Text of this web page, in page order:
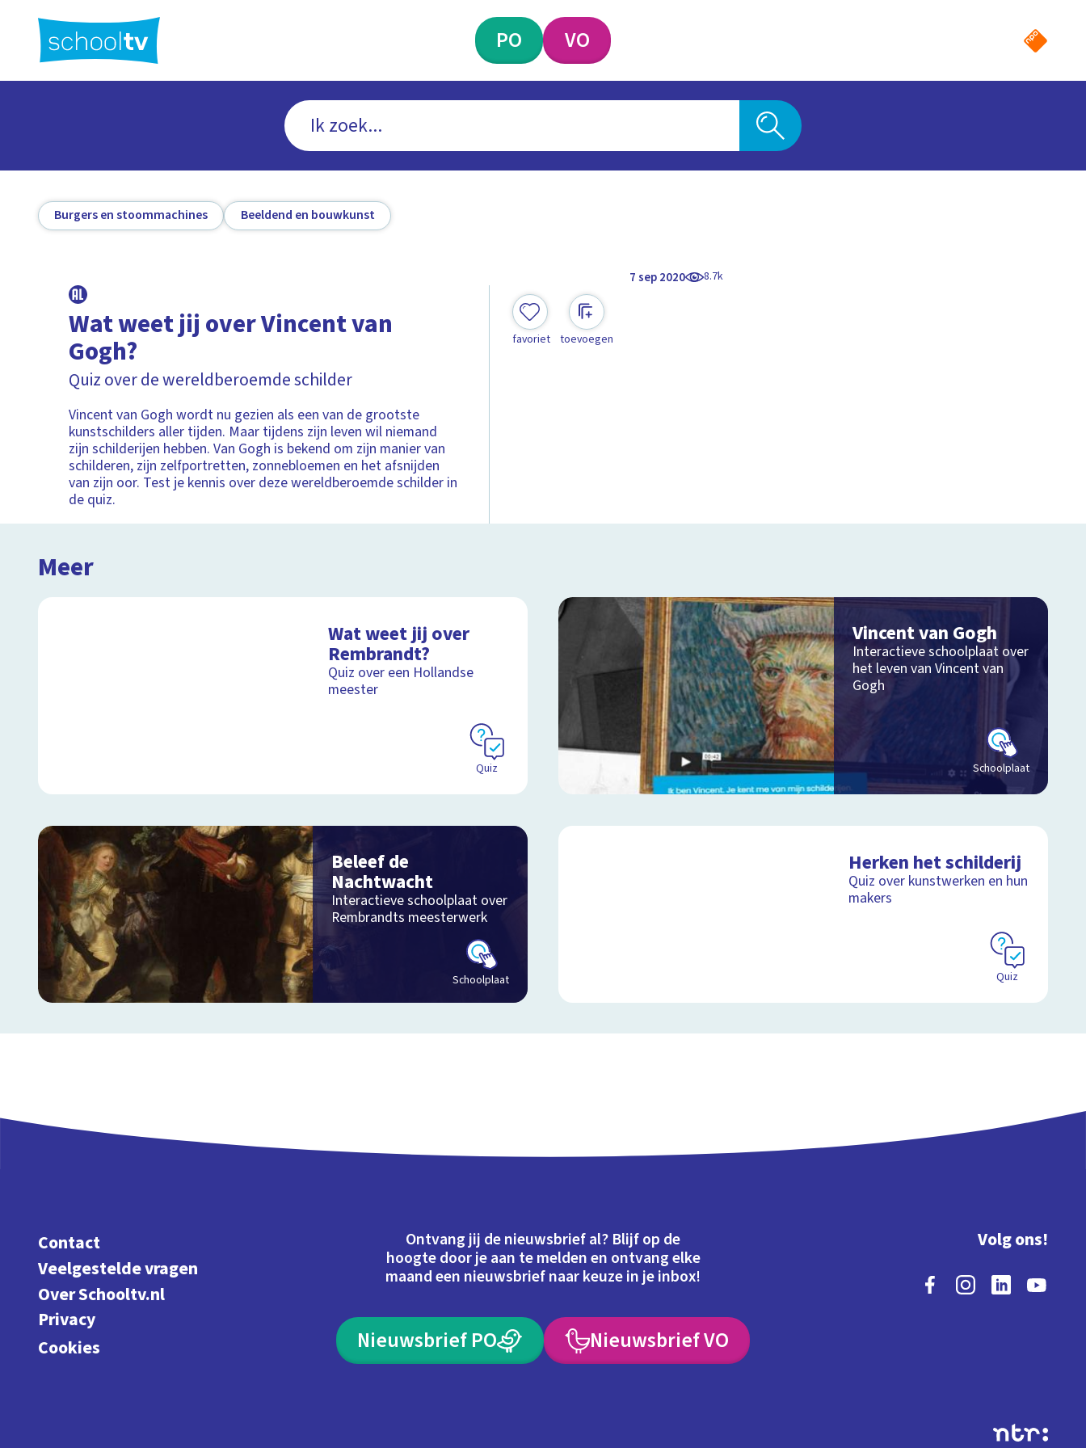
hoofdinhoud
PO VO
Burgers en stoommachines Beeldend en bouwkunst
7 sep 2020 8.7k
Wat weet jij over Vincent van
Gogh?
Quiz over de wereldberoemde schilder
Vincent van Gogh wordt nu gezien als een van de grootste
kunstschilders aller tijden. Maar tijdens zijn leven wil niemand
zijn schilderijen hebben. Van Gogh is bekend om zijn manier van
schilderen, zijn zelfportretten, zonnebloemen en het afsnijden
van zijn oor. Test je kennis over deze wereldberoemde schilder in
de quiz.
favoriet toevoegen
Meer
Wat weet jij over
Rembrandt?
Quiz over een Hollandse
meester
Quiz
Vincent van Gogh
Interactieve schoolplaat over
het leven van Vincent van
Gogh
Schoolplaat
Beleef de
Nachtwacht
Interactieve schoolplaat over
Rembrandts meesterwerk
Schoolplaat
Herken het schilderij
Quiz over kunstwerken en hun
makers
Quiz
Contact
Veelgestelde vragen
Over Schooltv.nl
Privacy
Cookies
Ontvang jij de nieuwsbrief al? Blijf op de
hoogte door je aan te melden en ontvang elke
maand een nieuwsbrief naar keuze in je inbox!
Nieuwsbrief PO Nieuwsbrief VO
Volg ons!